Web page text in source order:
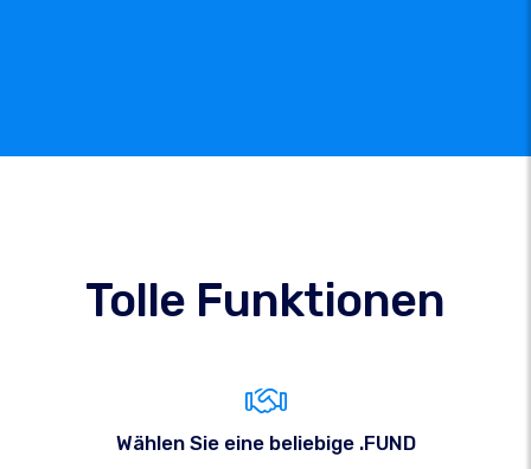
Tolle Funktionen
Wählen Sie eine beliebige .FUND